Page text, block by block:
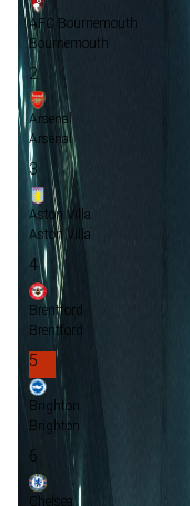
AFC Bournemouth
Bournemouth
2
Arsenal
Arsenal
3
Aston Villa
Aston Villa
4
Brentford
Brentford
5
Brighton
Brighton
6
Chelsea